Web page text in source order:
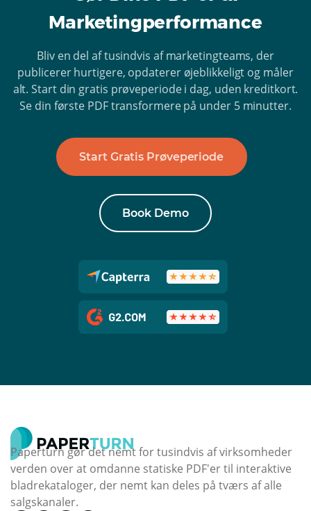
Marketingperformance
Bliv en del af tusindvis af marketingteams, der
publicerer hurtigere, opdaterer øjeblikkeligt og måler
alt. Start din gratis prøveperiode i dag, uden kreditkort.
Se din første PDF transformere på under 5 minutter.
Start Gratis Prøveperiode
Book Demo
Paperturn gør det nemt for tusindvis af virksomheder
verden over at omdanne statiske PDF'er til interaktive
bladrekataloger, der nemt kan deles på tværs af alle
salgskanaler.